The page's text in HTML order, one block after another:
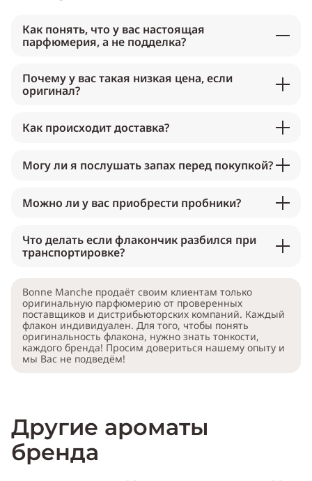
Как понять, что у вас настоящая
парфюмерия, а не подделка?
Почему у вас такая низкая цена, если
оригинал?
Как происходит доставка?
Могу ли я послушать запах перед покупкой?
Можно ли у вас приобрести пробники?
Что делать если флакончик разбился при
транспортировке?
Bonne Manche продаёт своим клиентам только
оригинальную парфюмерию от проверенных
поставщиков и дистрибьюторских компаний. Каждый
флакон индивидуален. Для того, чтобы понять
оригинальность флакона, нужно знать тонкости,
каждого бренда! Просим довериться нашему опыту и
мы Вас не подведём!
Другие ароматы
бренда